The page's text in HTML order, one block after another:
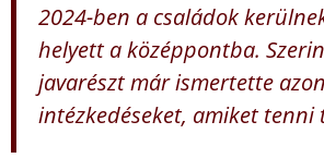
2024-ben a családok
helyett a középpontba.
javarészt már ismertette azon
intézkedéseket, amiket tenni